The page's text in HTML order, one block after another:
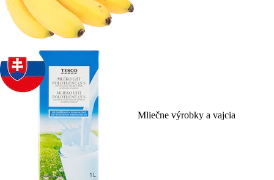
Mliečne výrobky a vajcia